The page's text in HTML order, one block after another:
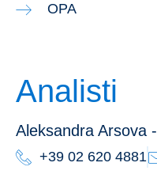
OPA
Analisti
Aleksandra Arsova
+39 02 620 4881